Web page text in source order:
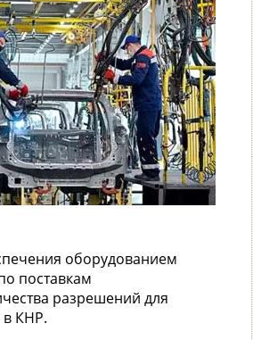
оборудованием
поставкам
разрешений для
в КНР.